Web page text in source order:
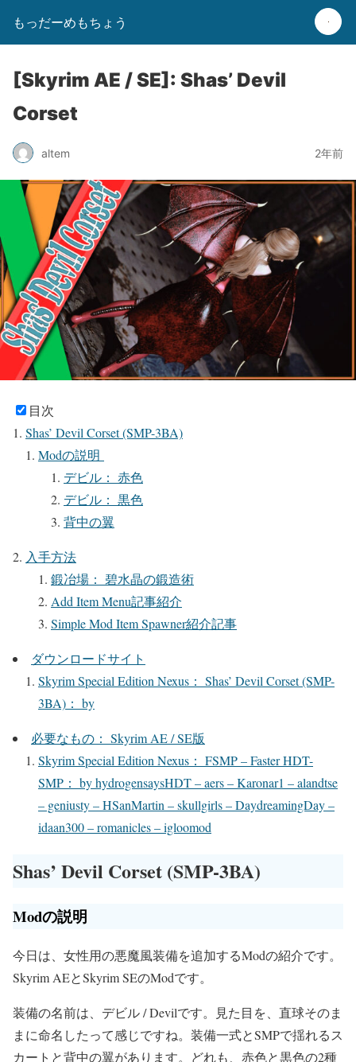
もっだーめもちょう
[Skyrim AE / SE]: Shas’ Devil
Corset
altem 2年前
目次
Shas’ Devil Corset (SMP-3BA)
Modの説明
デビル： 赤色
デビル： 黒色
背中の翼
入手方法
鍛冶場： 碧水晶の鍛造術
Add Item Menu記事紹介
Simple Mod Item Spawner紹介記事
ダウンロードサイト
Skyrim Special Edition Nexus： Shas’ Devil Corset (SMP-
3BA)： by
必要なもの： Skyrim AE / SE版
Skyrim Special Edition Nexus： FSMP – Faster HDT-
SMP： by hydrogensaysHDT – aers – Karonar1 – alandtse
– geniusty – HSanMartin – skullgirls – DaydreamingDay –
idaan300 – romanicles – igloomod
Shas’ Devil Corset (SMP-3BA)
Modの説明
今日は、女性用の悪魔風装備を追加するModの紹介です。
Skyrim AEとSkyrim SEのModです。
装備の名前は、デビル / Devilです。見た目を、直球そのま
まに命名したって感じですね。装備一式とSMPで揺れるス
カートと背中の翼があります。どれも、赤色と黒色の2種